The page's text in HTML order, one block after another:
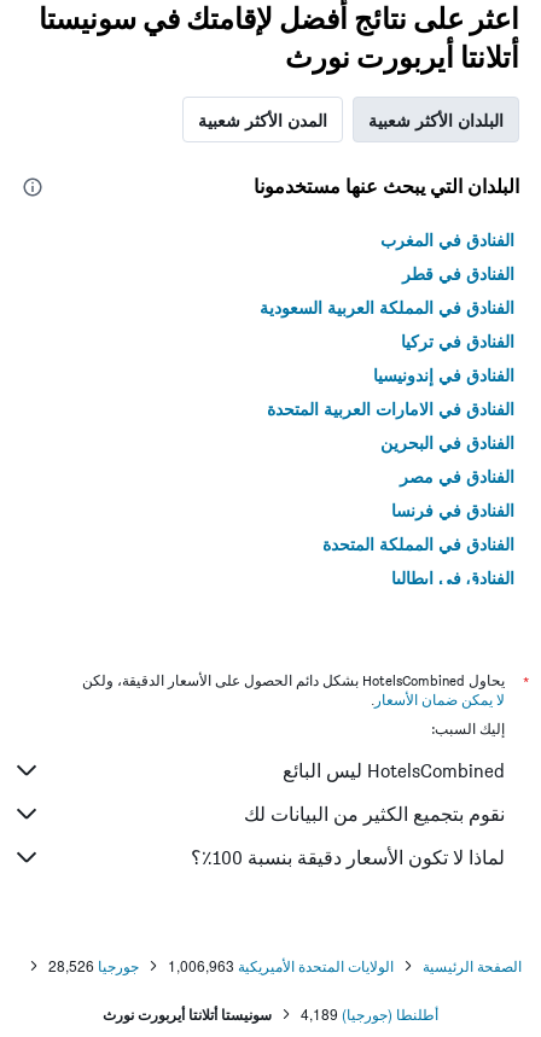
اعثر على نتائج أفضل لإقامتك في سونيستا
أتلانتا أيربورت نورث
البلدان الأكثر شعبية المدن الأكثر شعبية
البلدان التي يبحث عنها مستخدمونا
الفنادق في المغرب
الفنادق في قطر
الفنادق في المملكة العربية السعودية
الفنادق في تركيا
الفنادق في إندونيسيا
الفنادق في الامارات العربية المتحدة
الفنادق في البحرين
الفنادق في مصر
الفنادق في فرنسا
الفنادق في المملكة المتحدة
الفنادق في إيطاليا
*
يحاول HotelsCombined بشكل دائم الحصول على الأسعار الدقيقة، ولكن
لا يمكن ضمان الأسعار .
إليك السبب:
HotelsCombined ليس البائع
نقوم بتجميع الكثير من البيانات لك
لماذا لا تكون الأسعار دقيقة بنسبة 100٪؟
الصفحة الرئيسية الولايات المتحدة الأميريكية 1,006,963 جورجيا 28,526
أطلنطا (جورجيا) 4,189 سونيستا أتلانتا أيربورت نورث